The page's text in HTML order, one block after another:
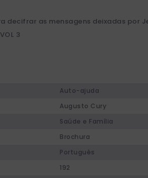
decifrar as mensagens deixadas por
3
Auto-ajuda
Augusto Cury
Saúde e Família
Brochura
Português
192